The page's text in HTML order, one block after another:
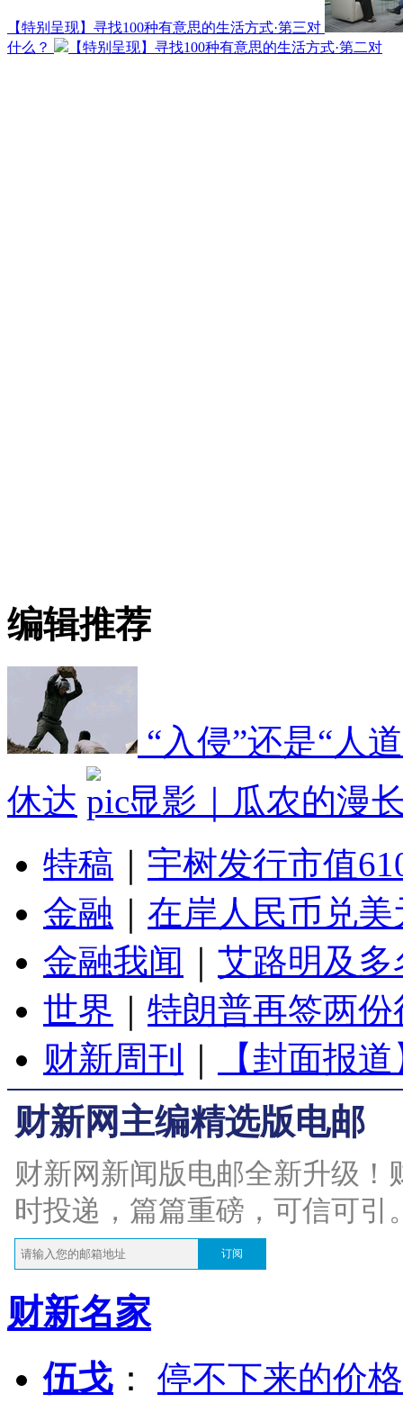
【特别呈现】寻找100种有意思的生活方式·第三对
什么？
【特别呈现】寻找100种有意思的生活方式·第二对
编辑推荐
“入侵”还是“人
休达
显影｜瓜农的漫
特稿
宇树发行市值
金融
在岸人民币兑
金融我闻
艾路明及
世界
特朗普再签两
财新周刊
【封面报
财新网主编精选版电邮
财新网新闻版电邮全新升级
时投递，篇篇重磅，可信可引
订阅
财新名家
伍戈 ： 停不下来的价